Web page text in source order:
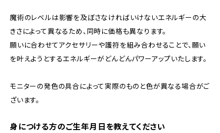
魔術のレベルは影響を及ぼさなければいけないエネルギーの大
きさによって異なるため、同時に価格も異なります。
願いに合わせてアクセサリーや護符を組み合わせることで、願い
を叶えようとするエネルギーがどんどんパワーアップいたします。
モニターの発色の具合によって実際のものと色が異なる場合がご
ざいます。
身につける方のご生年月日を教えてください